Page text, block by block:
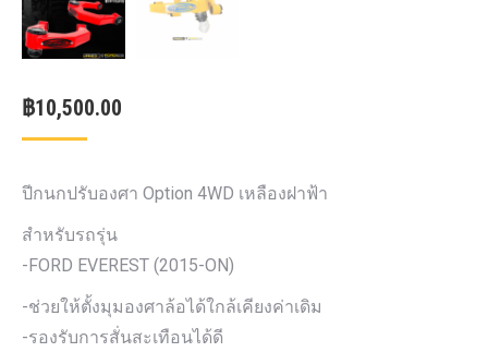
฿10,500.00
ปีกนกปรับองศา Option 4WD เหลืองฝาฟ้า
สำหรับรถรุ่น
-FORD EVEREST (2015-ON)
-ช่วยให้ตั้งมุมองศาล้อได้ใกล้เคียงค่าเดิม
-รองรับการสั่นสะเทือนได้ดี